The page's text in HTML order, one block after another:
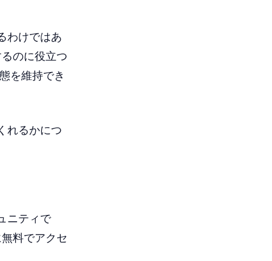
わけではあ
のに役立つ
を維持でき
れるかにつ
ニティで
料でアクセ